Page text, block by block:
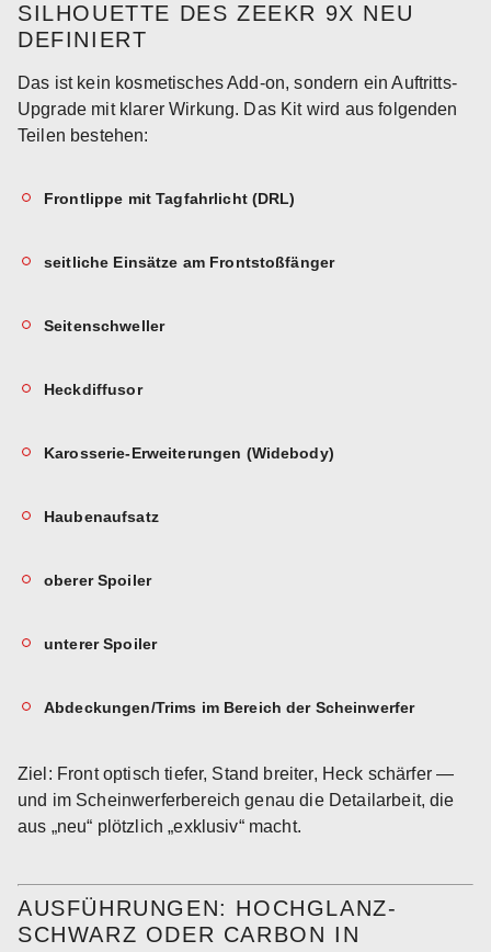
SILHOUETTE DES ZEEKR 9X NEU
DEFINIERT
Das ist kein kosmetisches Add-on, sondern ein Auftritts-
Upgrade mit klarer Wirkung. Das Kit wird aus folgenden
Teilen bestehen:
Frontlippe mit Tagfahrlicht (DRL)
seitliche Einsätze am Frontstoßfänger
Seitenschweller
Heckdiffusor
Karosserie-Erweiterungen (Widebody)
Haubenaufsatz
oberer Spoiler
unterer Spoiler
Abdeckungen/Trims im Bereich der Scheinwerfer
Ziel: Front optisch tiefer, Stand breiter, Heck schärfer —
und im Scheinwerferbereich genau die Detailarbeit, die
aus „neu“ plötzlich „exklusiv“ macht.
AUSFÜHRUNGEN: HOCHGLANZ-
SCHWARZ ODER CARBON IN